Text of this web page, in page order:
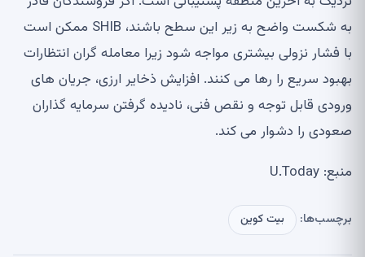
به شکست واضح به زیر این سطح باشند، SHIB ممکن است
با فشار نزولی بیشتری مواجه شود زیرا معامله گران انتظارات
بهبود سریع را رها می کنند. افزایش ذخایر ارزی، جریان های
ورودی قابل توجه و نقص فنی، نادیده گرفتن سرمایه گذاران
صعودی را دشوار می کند.
منبع: U.Today
برچسب‌ها: بیت کوین